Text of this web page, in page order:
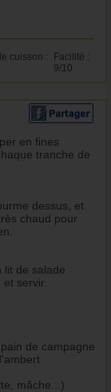
cuisson :
Facilité :
9/10
en fines
tranche de
dessus, et
chaud pour
lit de salade
servir.
de campagne
mâche...)